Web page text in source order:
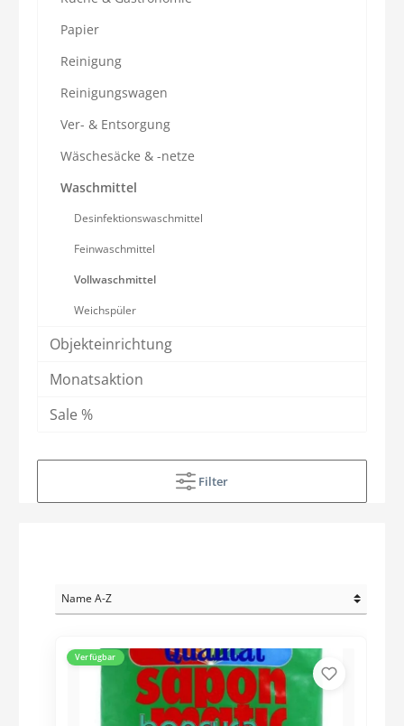
Papier
Reinigung
Reinigungswagen
Ver- & Entsorgung
Wäschesäcke & -netze
Waschmittel
Desinfektionswaschmittel
Feinwaschmittel
Vollwaschmittel
Weichspüler
Objekteinrichtung
Monatsaktion
Sale %
Filter
Verfügbar